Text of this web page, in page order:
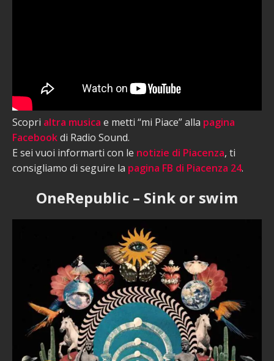
Scopri altra musica e metti “mi Piace” alla pagina
Facebookdi Radio Sound.
E sei vuoi informarti con le notizie di Piacenza, ti
consigliamo di seguire la pagina FB di Piacenza 24.
OneRepublic – Sink or swim